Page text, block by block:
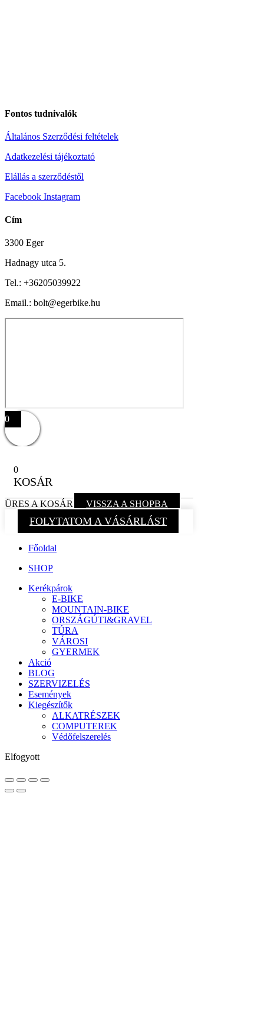
Fontos tudnivalók
Általános Szerződési feltételek
Adatkezelési tájékoztató
Elállás a szerződéstől
Facebook Instagram
Cím
3300 Eger
Hadnagy utca 5.
Tel.: +36205039922
Email.: bolt@egerbike.hu
0
0
KOSÁR
ÜRES A KOSÁR VISSZA A SHOPBA
FOLYTATOM A VÁSÁRLÁST
Főoldal
SHOP
Kerékpárok
E-BIKE
MOUNTAIN-BIKE
ORSZÁGÚTI&GRAVEL
TÚRA
VÁROSI
GYERMEK
Akció
BLOG
SZERVIZELÉS
Események
Kiegészítők
ALKATRÉSZEK
COMPUTEREK
Védőfelszerelés
Elfogyott